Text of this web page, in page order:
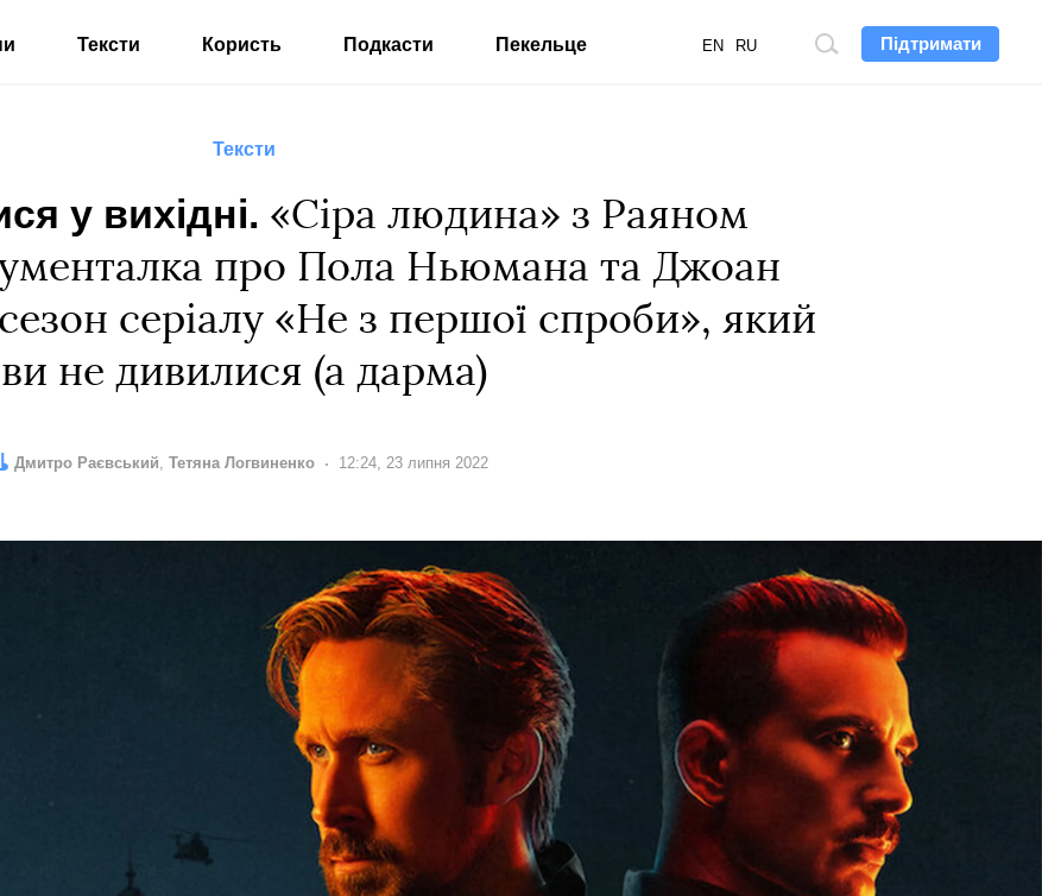
Підтримати
Пошук
EN RU
Тексти Користь Подкасти Пекельце
Тексти
у вихідні. «Сіра людина» з Раяном
про Пола Ньюмана та Джоан
серіалу «Не з першої спроби», який
ви не дивилися (а дарма)
Автор:
Дмитро Раєвський
Редактор: Тетяна Логвиненко Дата:
12:24, 23 липня 2022